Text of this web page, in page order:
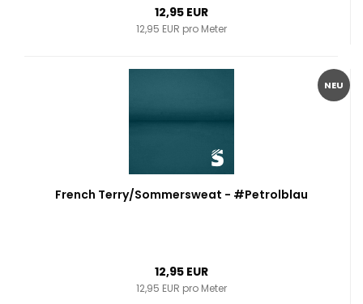
12,95 EUR
12,95 EUR pro Meter
NEU
French Terry/Sommersweat - #Petrolblau
12,95 EUR
12,95 EUR pro Meter